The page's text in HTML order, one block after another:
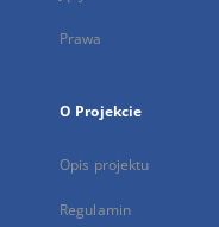
Prawa
O Projekcie
Opis projektu
Regulamin